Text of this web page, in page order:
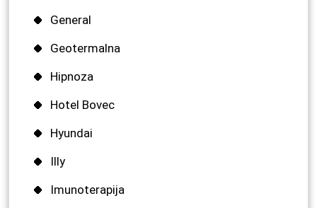
General
Geotermalna
Hipnoza
Hotel Bovec
Hyundai
Illy
Imunoterapija